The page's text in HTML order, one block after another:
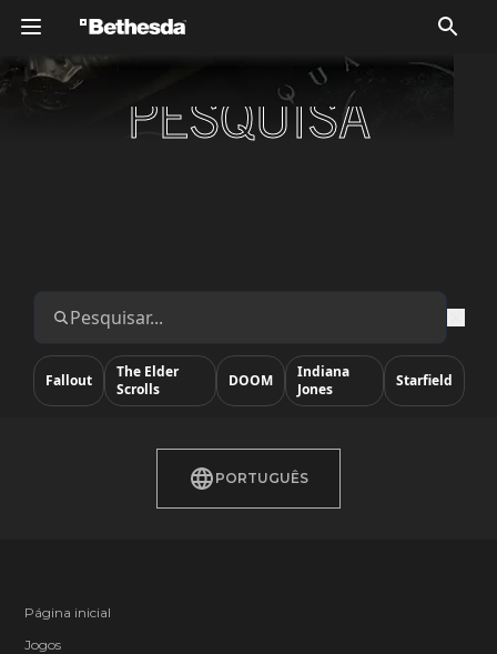
PESQUISA
PESQUISA
Fallout
The Elder
Scrolls
DOOM
Indiana
Jones
Starfield
PORTUGUÊS
Página inicial
Jogos